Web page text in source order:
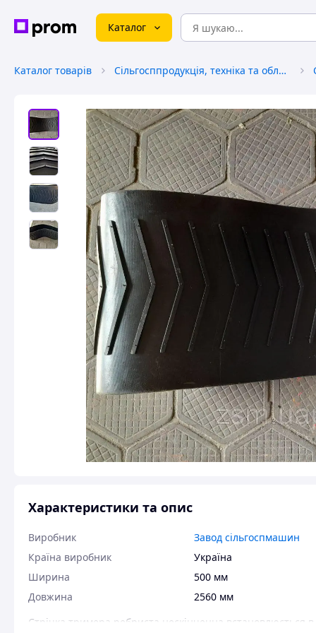
Каталог
Каталог товарів Сільгосппродукція, техніка та обладнання
Характеристики та опис
Виробник
Завод сільгоспмашин
Країна виробник
Україна
Ширина
500 мм
Довжина
2560 мм
Стрічка тримера ребриста нескінченна